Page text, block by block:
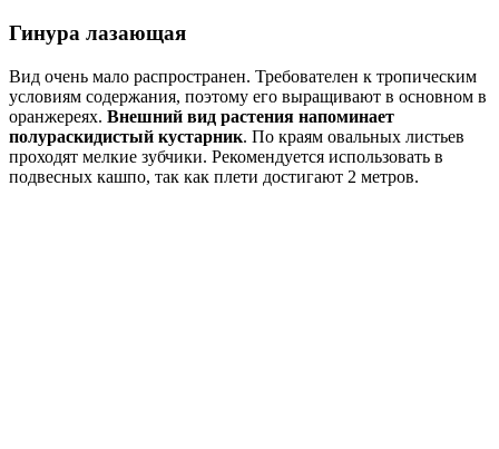
Гинура лазающая
Вид очень мало распространен. Требователен к тропическим
условиям содержания, поэтому его выращивают в основном в
оранжереях. Внешний вид растения напоминает
полураскидистый кустарник. По краям овальных листьев
проходят мелкие зубчики. Рекомендуется использовать в
подвесных кашпо, так как плети достигают 2 метров.